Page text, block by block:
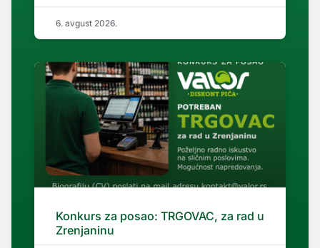
6. avgust 2026.
Konkurs za posao: TRGOVAC, za rad u
Zrenjaninu